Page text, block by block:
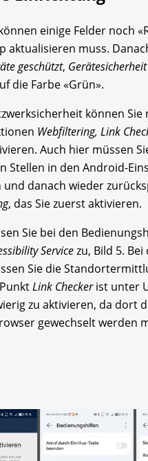
einige Felder noch
aktualisieren muss.
geschützt, Gerätesicherheit
die Farbe «Grün».
können Sie
Webfiltering, Link
Auch hier müssen
Stellen in den Android-
danach wieder
, das Sie zuerst aktivieren.
Sie bei den
Servicezu, Bild 5. Bei
Sie die
Link Checkerist unter
zu aktivieren, da dort
gewechselt werden